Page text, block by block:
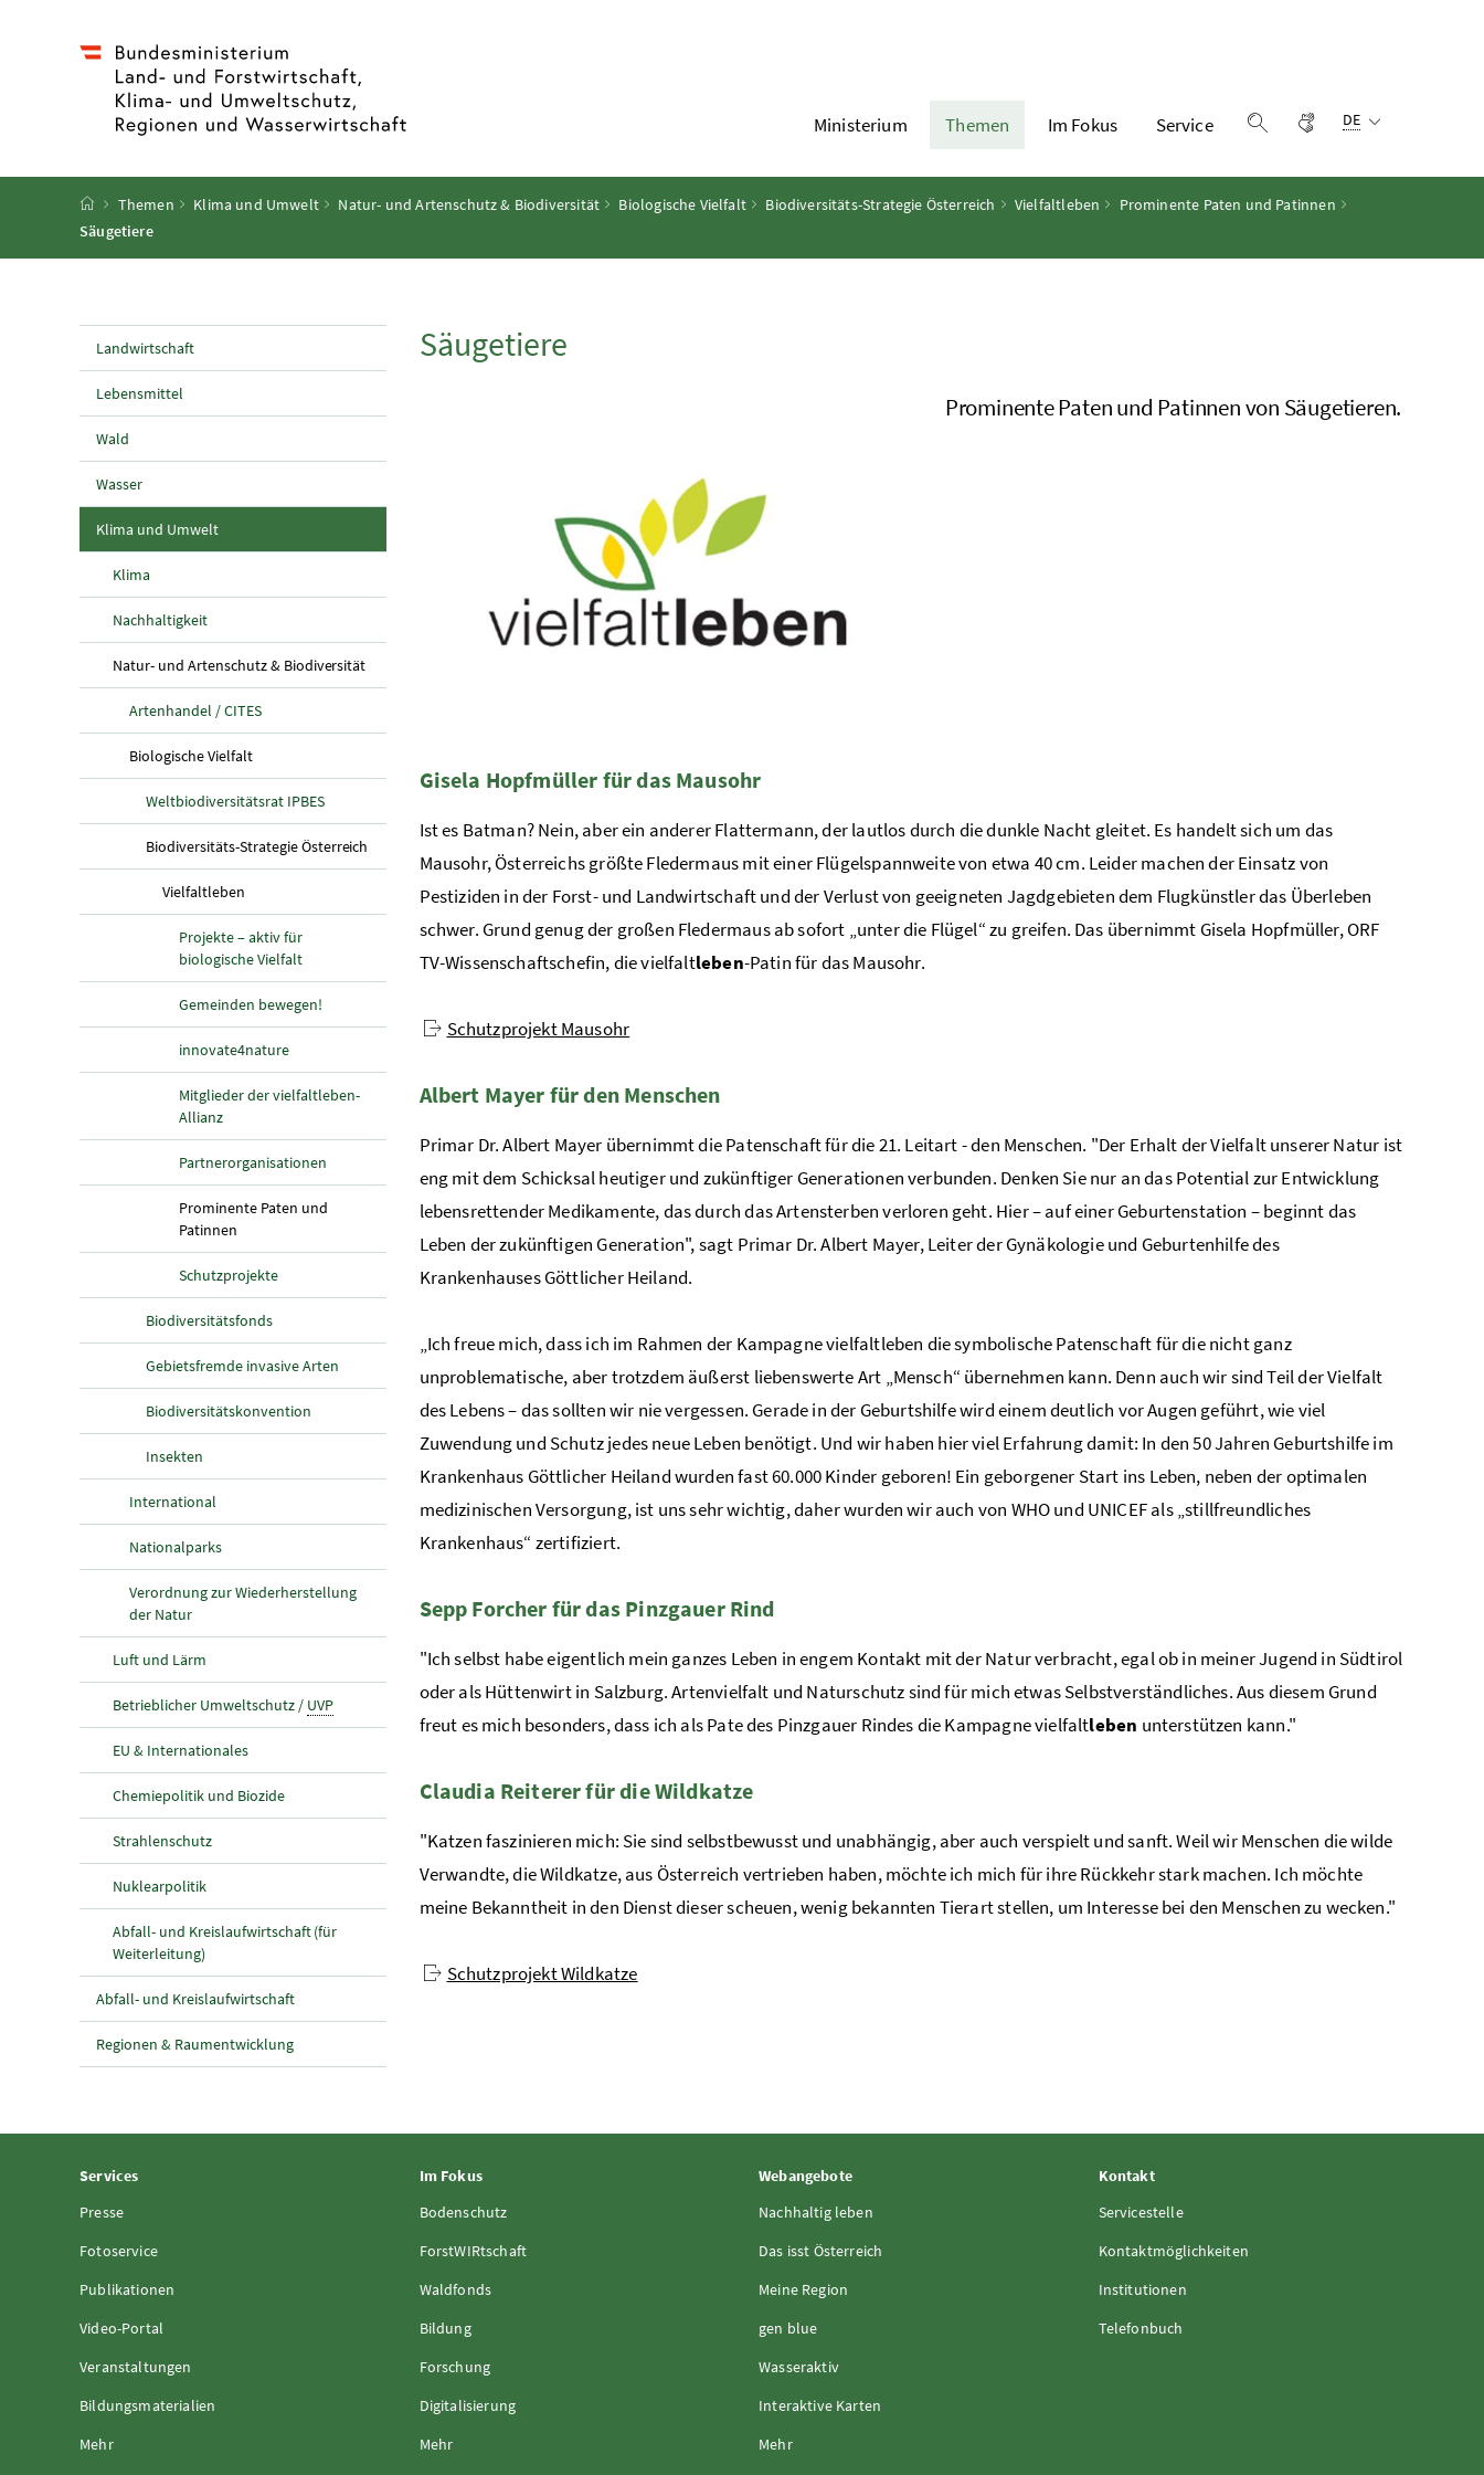
Ministerium Themen Im Fokus
Service
Gebärdensprache
DE
Startseite
Themen Klima und Umwelt Natur- und Artenschutz & Biodiversität Biologische Vielfalt Biodiversitäts-Strategie Österreich Vielfaltleben
Prominente Paten und Patinnen
Säugetiere
Landwirtschaft
Lebensmittel
Wald
Wasser
Klima und Umwelt(aktuelle Seite)
Klima
Nachhaltigkeit
Natur- und Artenschutz & Biodiversität(aktuelle Seite)
Artenhandel / CITES
Biologische Vielfalt(aktuelle Seite)
Weltbiodiversitätsrat IPBES
Biodiversitäts-Strategie Österreich
Vielfaltleben(aktuelle Seite)
Projekte – aktiv für
biologische Vielfalt
Gemeinden bewegen!
innovate4nature
Mitglieder der vielfaltleben-
Allianz
Partnerorganisationen
Prominente Paten und
Patinnen(aktuelle Seite)
Schutzprojekte
Biodiversitätsfonds
Gebietsfremde invasive Arten
Biodiversitätskonvention
Insekten
International
Nationalparks
Verordnung zur Wiederherstellung
der Natur
Luft und Lärm
Betrieblicher Umweltschutz / UVP
EU & Internationales
Chemiepolitik und Biozide
Strahlenschutz
Nuklearpolitik
Abfall- und Kreislaufwirtschaft (für
Weiterleitung)
Abfall- und Kreislaufwirtschaft
Regionen & Raumentwicklung
Säugetiere
Prominente Paten und Patinnen von Säugetieren.
Gisela Hopfmüller für das Mausohr
Ist es Batman? Nein, aber ein anderer Flattermann, der lautlos durch die dunkle Nacht gleitet. Es handelt sich um das
Mausohr, Österreichs größte Fledermaus mit einer Flügelspannweite von etwa 40 cm. Leider machen der Einsatz von
Pestiziden in der Forst- und Landwirtschaft und der Verlust von geeigneten Jagdgebieten dem Flugkünstler das Überleben
schwer. Grund genug der großen Fledermaus ab sofort „unter die Flügel“ zu greifen. Das übernimmt Gisela Hopfmüller, ORF
TV-Wissenschaftschefin, die vielfaltleben-Patin für das Mausohr.
Schutzprojekt Mausohr
Albert Mayer für den Menschen
Primar Dr. Albert Mayer übernimmt die Patenschaft für die 21. Leitart - den Menschen. "Der Erhalt der Vielfalt unserer Natur ist
eng mit dem Schicksal heutiger und zukünftiger Generationen verbunden. Denken Sie nur an das Potential zur Entwicklung
lebensrettender Medikamente, das durch das Artensterben verloren geht. Hier – auf einer Geburtenstation – beginnt das
Leben der zukünftigen Generation", sagt Primar Dr. Albert Mayer, Leiter der Gynäkologie und Geburtenhilfe des
Krankenhauses Göttlicher Heiland.
„Ich freue mich, dass ich im Rahmen der Kampagne vielfaltleben die symbolische Patenschaft für die nicht ganz
unproblematische, aber trotzdem äußerst liebenswerte Art „Mensch“ übernehmen kann. Denn auch wir sind Teil der Vielfalt
des Lebens – das sollten wir nie vergessen. Gerade in der Geburtshilfe wird einem deutlich vor Augen geführt, wie viel
Zuwendung und Schutz jedes neue Leben benötigt. Und wir haben hier viel Erfahrung damit: In den 50 Jahren Geburtshilfe im
Krankenhaus Göttlicher Heiland wurden fast 60.000 Kinder geboren! Ein geborgener Start ins Leben, neben der optimalen
medizinischen Versorgung, ist uns sehr wichtig, daher wurden wir auch von WHO und UNICEF als „stillfreundliches
Krankenhaus“ zertifiziert.
Sepp Forcher für das Pinzgauer Rind
"Ich selbst habe eigentlich mein ganzes Leben in engem Kontakt mit der Natur verbracht, egal ob in meiner Jugend in Südtirol
oder als Hüttenwirt in Salzburg. Artenvielfalt und Naturschutz sind für mich etwas Selbstverständliches. Aus diesem Grund
freut es mich besonders, dass ich als Pate des Pinzgauer Rindes die Kampagne vielfaltleben unterstützen kann."
Claudia Reiterer für die Wildkatze
"Katzen faszinieren mich: Sie sind selbstbewusst und unabhängig, aber auch verspielt und sanft. Weil wir Menschen die wilde
Verwandte, die Wildkatze, aus Österreich vertrieben haben, möchte ich mich für ihre Rückkehr stark machen. Ich möchte
meine Bekanntheit in den Dienst dieser scheuen, wenig bekannten Tierart stellen, um Interesse bei den Menschen zu wecken."
Schutzprojekt Wildkatze
Services
Presse
Fotoservice
Publikationen
Video-Portal
Veranstaltungen
Bildungsmaterialien
Mehr
Im Fokus
Bodenschutz
ForstWIRtschaft
Waldfonds
Bildung
Forschung
Digitalisierung
Mehr
Webangebote
Nachhaltig leben
Das isst Österreich
Meine Region
gen blue
Wasseraktiv
Interaktive Karten
Mehr
Kontakt
Servicestelle
Kontaktmöglichkeiten
Institutionen
Telefonbuch